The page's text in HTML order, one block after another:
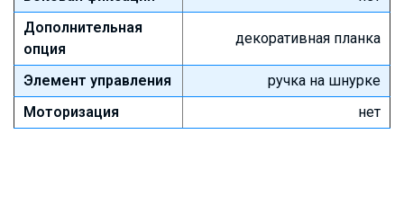
Дополнительная
опция
декоративная планка
Элемент управления
ручка на шнурке
Моторизация
нет